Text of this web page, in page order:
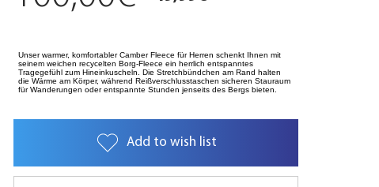
Unser warmer, komfortabler Camber Fleece für Herren schenkt Ihnen mit
seinem weichen recycelten Borg-Fleece ein herrlich entspanntes
Tragegefühl zum Hineinkuscheln. Die Stretchbündchen am Rand halten
die Wärme am Körper, während Reißverschlusstaschen sicheren Stauraum
für Wanderungen oder entspannte Stunden jenseits des Bergs bieten.
Add to wish list